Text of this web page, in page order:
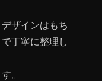
ザインはもち
丁寧に整理し
。